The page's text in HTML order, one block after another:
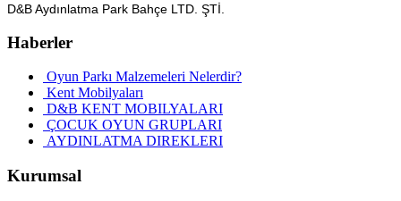
D&B Aydınlatma Park Bahçe LTD. ŞTİ.
Haberler
Oyun Parkı Malzemeleri Nelerdir?
Kent Mobilyaları
D&B KENT MOBILYALARI
ÇOCUK OYUN GRUPLARI
AYDINLATMA DIREKLERI
Kurumsal